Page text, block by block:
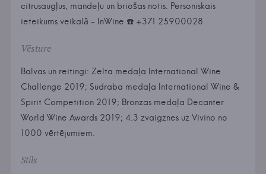
citrusaugļus, mandeļu un briošas notis. Personiskais
ieteikums veikalā - InWine ☎️ +371 25900028
Vēsture
Balvas un reitingi: Zelta medaļa International Wine
Challenge 2019; Sudraba medaļa International Wine &
Spirit Competition 2019; Bronzas medaļa Decanter
World Wine Awards 2019; 4.3 zvaigznes uz Vivino no
1000 vērtējumiem.
Stils